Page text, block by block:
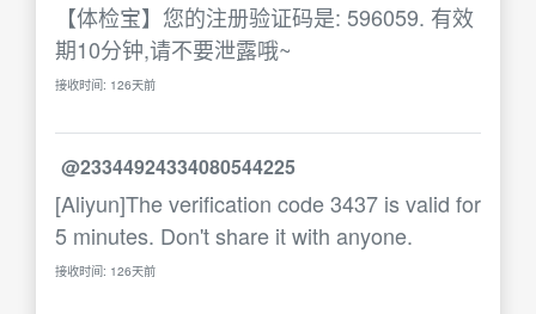
【体检宝】您的注册验证码是: 596059. 有效
期10分钟,请不要泄露哦~
接收时间: 126天前
@23344924334080544225
[Aliyun]The verification code 3437 is valid for
5 minutes. Don't share it with anyone.
接收时间: 126天前